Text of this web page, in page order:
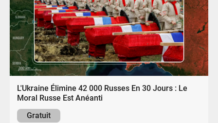
L'Ukraine Élimine 42 000 Russes En 30 Jours : Le
Moral Russe Est Anéanti
Gratuit